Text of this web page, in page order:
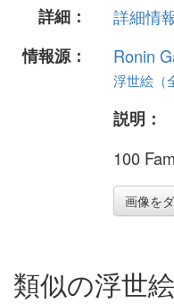
詳細：
詳細情
情報源：
Ronin
浮世絵（
説明：
100
画像を
類似の浮世絵